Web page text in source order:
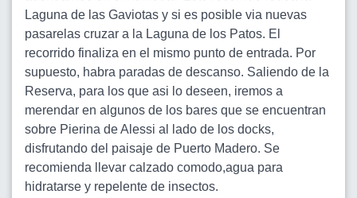
Laguna de las Gaviotas y si es posible via nuevas
pasarelas cruzar a la Laguna de los Patos. El
recorrido finaliza en el mismo punto de entrada. Por
supuesto, habra paradas de descanso. Saliendo de la
Reserva, para los que asi lo deseen, iremos a
merendar en algunos de los bares que se encuentran
sobre Pierina de Alessi al lado de los docks,
disfrutando del paisaje de Puerto Madero. Se
recomienda llevar calzado comodo,agua para
hidratarse y repelente de insectos.